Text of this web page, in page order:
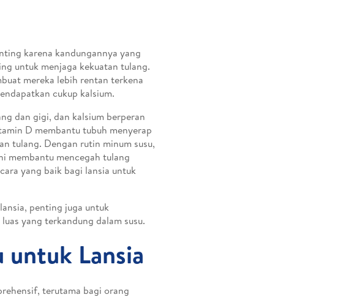
karena kandungannya yang
untuk menjaga kekuatan tulang.
mereka lebih rentan terkena
cukup kalsium.
dan gigi, dan kalsium berperan
D membantu tubuh menyerap
tulang. Dengan rutin minum susu,
membantu mencegah tulang
yang baik bagi lansia untuk
penting juga untuk
yang terkandung dalam susu.
Lansia
terutama bagi orang